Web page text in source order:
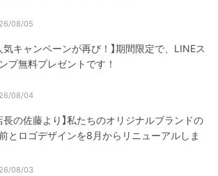
08/05
気キャンペーンが再び！】期間限定で、LINEス
プ無料プレゼントです！
08/04
長の佐藤より】私たちのオリジナルブランドの
とロゴデザインを8月からリニューアルしま
08/03